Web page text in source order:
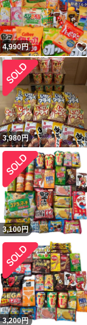
4,990円
3,980円
3,100円
3,200円